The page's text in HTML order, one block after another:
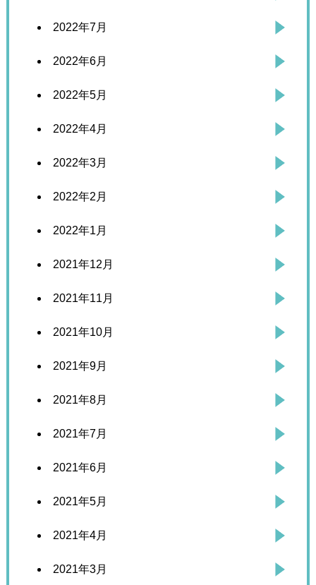
2022年7月
2022年6月
2022年5月
2022年4月
2022年3月
2022年2月
2022年1月
2021年12月
2021年11月
2021年10月
2021年9月
2021年8月
2021年7月
2021年6月
2021年5月
2021年4月
2021年3月